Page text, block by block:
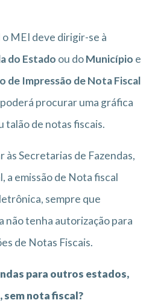
MEI deve dirigir-se à
do Estado ou doMunicípio e
de Impressão de Nota Fiscal
procurar uma gráfica
talão de notas fiscais.
Secretarias de Fazendas,
a emissão de Nota fiscal
sempre que
não tenha autorização para
de Notas Fiscais.
para outros estados,
sem nota fiscal?